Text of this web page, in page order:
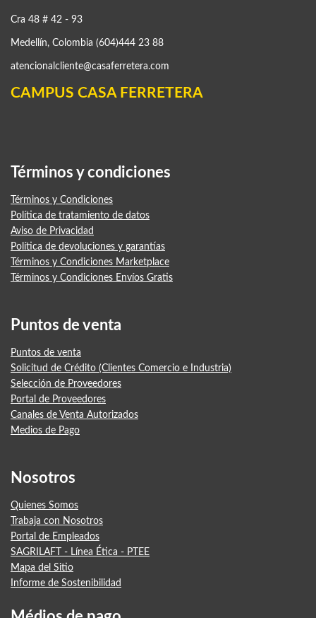
Cra 48 # 42 - 93
Medellín, Colombia (604)444 23 88
atencionalcliente@casaferretera.com
CAMPUS CASA FERRETERA
Términos y condiciones
Términos y Condiciones
Política de tratamiento de datos
Aviso de Privacidad
Política de devoluciones y garantías
Términos y Condiciones Marketplace
Términos y Condiciones Envíos Gratis
Puntos de venta
Puntos de venta
Solicitud de Crédito (Clientes Comercio e Industria)
Selección de Proveedores
Portal de Proveedores
Canales de Venta Autorizados
Medios de Pago
Nosotros
Quienes Somos
Trabaja con Nosotros
Portal de Empleados
SAGRILAFT - Línea Ética - PTEE
Mapa del Sitio
Informe de Sostenibilidad